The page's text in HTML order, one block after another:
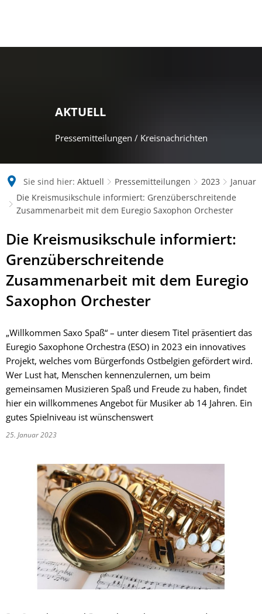
AKTUELL
Pressemitteilungen / Kreisnachrichten
Sie sind hier: Aktuell Pressemitteilungen 2023
Januar
Die Kreismusikschule informiert: Grenzüberschreitende
Zusammenarbeit mit dem Euregio Saxophon Orchester
Die Kreismusikschule informiert:
Grenzüberschreitende
Zusammenarbeit mit dem Euregio
Saxophon Orchester
„Willkommen Saxo Spaß“ – unter diesem Titel präsentiert das
Euregio Saxophone Orchestra (ESO) in 2023 ein innovatives
Projekt, welches vom Bürgerfonds Ostbelgien gefördert wird.
Wer Lust hat, Menschen kennenzulernen, um beim
gemeinsamen Musizieren Spaß und Freude zu haben, findet
hier ein willkommenes Angebot für Musiker ab 14 Jahren. Ein
gutes Spielniveau ist wünschenswert
25. Januar 2023